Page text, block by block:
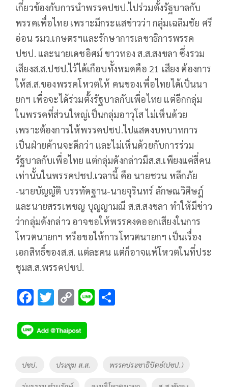
เกี่ยวข้องกับการนำพรรคปชป.ไปร่วมตั้งรัฐบาลกับ
พรรคเพื่อไทย เพราะมีกระแสข่าวว่า กลุ่มเฉลิมชัย ศรี
อ่อน รมว.เกษตรฯและรักษาการเลขาธิการพรรค
ปชป. และนายเดชอิศม์ ขาวทอง ส.ส.สงขลา ซึ่งรวม
เสียงส.ส.ปชป.ไว้ได้เกือบทั้งหมดคือ 21 เสียง ต้องการ
ให้ส.ส.ของพรรคโหวตให้ คนของเพื่อไทยได้เป็นนา
ยกฯ เพื่อจะได้ร่วมตั้งรัฐบาลกับเพื่อไทย แต่อีกกลุ่ม
ในพรรคที่ส่วนใหญ่เป็นกลุ่มอาวุโส ไม่เห็นด้วย
เพราะต้องการให้พรรคปชป.ไปแสดงบทบาทการ
เป็นฝ่ายค้านจะดีกว่า และไม่เห็นด้วยกับการร่วม
รัฐบาลกับเพื่อไทย แต่กลุ่มดังกล่าวมีส.ส.เพียงแค่สี่คน
เท่านั้นในพรรคปชป.เวลานี้ คือ นายชวน หลีกภัย
-นายบัญญัติ บรรทัดฐาน-นายจุรินทร์ ลักษณวิศิษฎ์
และนายสรรเพชญ บุญญามณี ส.ส.สงขลา ทำให้มีข่าว
ว่ากลุ่มดังกล่าว อาจขอให้พรรคงดออกเสียงในการ
โหวตนายกฯ หรือขอให้การโหวตนายกฯ เป็นเรื่อง
เอกสิทธิ์ของส.ส. แต่ละคน แต่ก็อาจแพ้โหวตในที่ประ
ชุมส.ส.พรรคปชป.
F
e
b
o
T
tt
er
C
p
y
Li
Li
Tags
ปชป. ประชุม ส.ส. พรรคประชาธิปัตย์(ปชป.)